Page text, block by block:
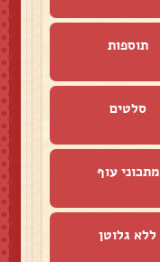
תוספות
סלטים
מתכוני עוף
ללא גלוטן